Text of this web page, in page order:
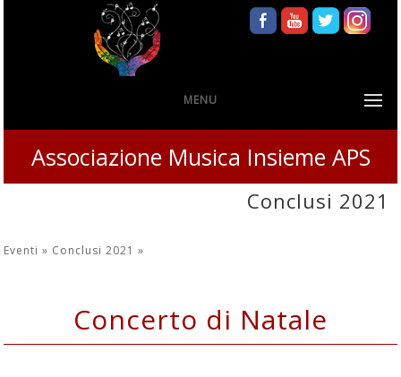
MENU
Associazione Musica Insieme APS
Conclusi 2021
Eventi » Conclusi 2021»
Concerto di Natale